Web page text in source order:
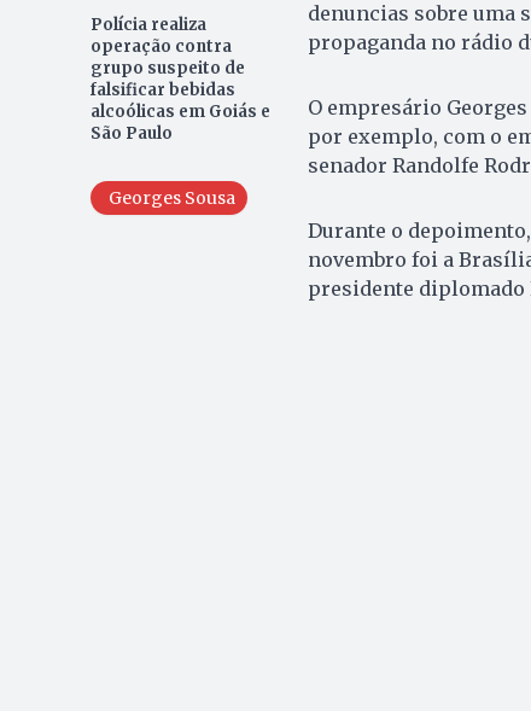
Polícia realiza
operação contra
grupo suspeito de
falsificar bebidas
alcoólicas em Goiás e
São Paulo
Georges Sousa
denuncias sobre uma
propaganda no rádio
O empresário
por exemplo, com o
senador Randolfe
Durante o
novembro foi a
presidente diplomado